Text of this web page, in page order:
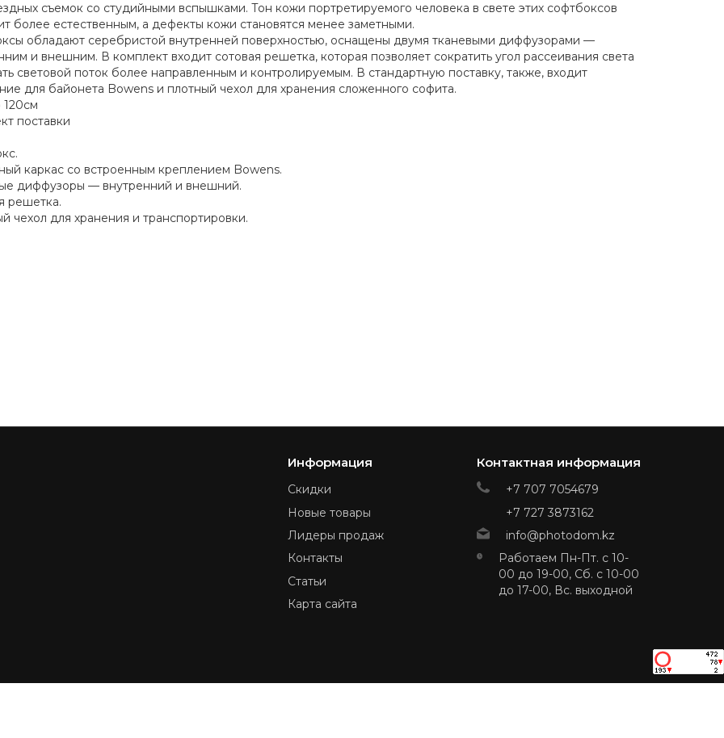
съемок со студийными вспышками. Тон кожи портретируемого человека в свете этих софтбоксов
более естественным, а дефекты кожи становятся менее заметными.
обладают серебристой внутренней поверхностью, оснащены двумя тканевыми диффузорами —
и внешним. В комплект входит сотовая решетка, которая позволяет сократить угол рассеивания света
световой поток более направленным и контролируемым. В стандартную поставку, также, входит
для байонета Bowens и плотный чехол для хранения сложенного софита.
120см
поставки
каркас со встроенным креплением Bowens.
диффузоры — внутренний и внешний.
решетка.
чехол для хранения и транспортировки.
Информация
Скидки
Новые товары
Лидеры продаж
Контакты
Статьи
Карта сайта
Контактная информация
+7 707 7054679
+7 727 3873162
info@photodom.kz
Работаем Пн-Пт. с 10-
00 до 19-00, Сб. с 10-00
до 17-00, Вс. выходной